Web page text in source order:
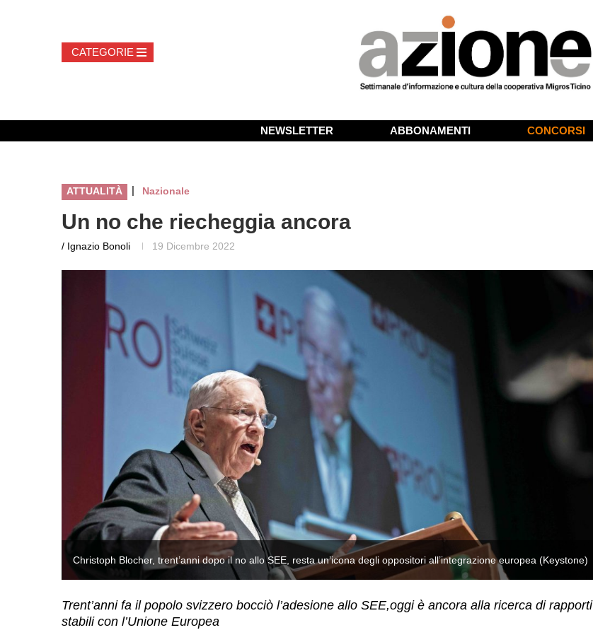
NEWSLETTER ABBONAMENTI CONCORSI
ATTUALITÀ | Nazionale
Un no che riecheggia ancora
/ Ignazio Bonoli 19 Dicembre 2022
Christoph Blocher, trent’anni dopo il no allo SEE, resta un’icona degli oppositori all’integrazione europea (Keystone)
Trent’anni fa il popolo svizzero bocciò l’adesione allo SEE,oggi è ancora alla ricerca di rapporti
stabili con l’Unione Europea